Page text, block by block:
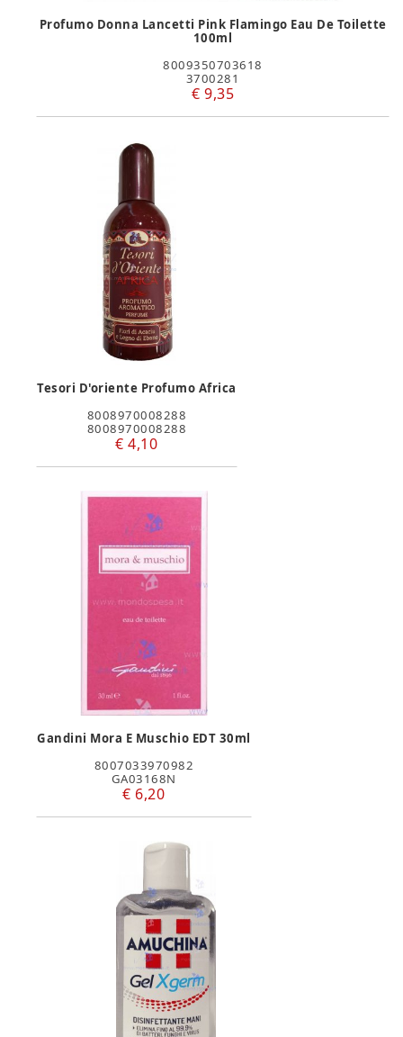
Profumo Donna Lancetti Pink Flamingo Eau De Toilette
100ml
8009350703618
3700281
€ 9,35
Tesori D'oriente Profumo Africa
8008970008288
8008970008288
€ 4,10
Gandini Mora E Muschio EDT 30ml
8007033970982
GA03168N
€ 6,20